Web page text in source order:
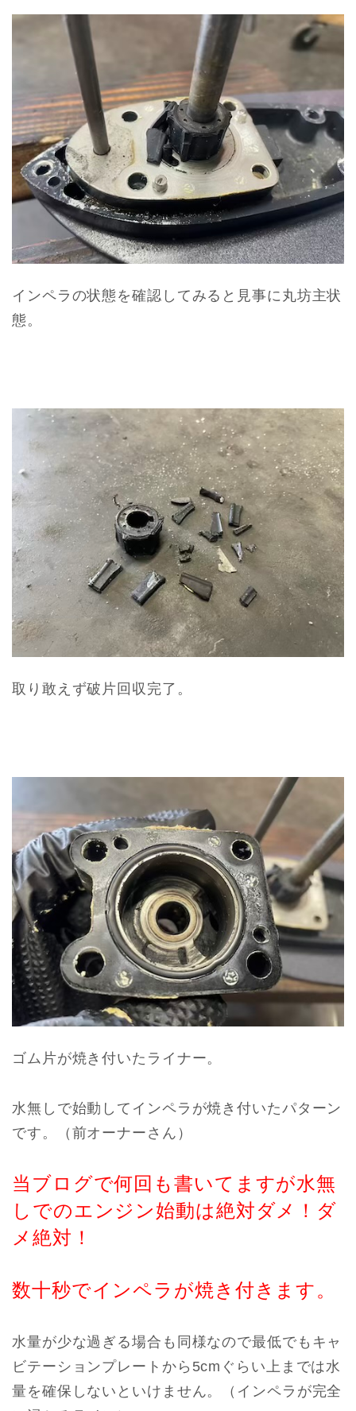
インペラの状態を確認してみると見事に丸坊主状
態。
取り敢えず破片回収完了。
ゴム片が焼き付いたライナー。
水無しで始動してインペラが焼き付いたパターン
です。（前オーナーさん）
当ブログで何回も書いてますが水無
しでのエンジン始動は絶対ダメ！ダ
メ絶対！
数十秒でインペラが焼き付きます。
水量が少な過ぎる場合も同様なので最低でもキャ
ビテーションプレートから5cmぐらい上までは水
量を確保しないといけません。（インペラが完全